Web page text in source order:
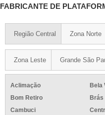
FABRICANTE DE
Região Central Zona Norte
Zona Leste Grande São
Aclimação
Bela
Bom Retiro
Brás
Cambuci